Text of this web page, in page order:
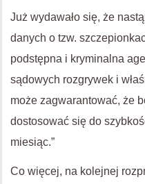
Już wydawało się, że
danych o tzw.
podstępna i kryminalna
sądowych rozgrywek i
może zagwarantować, że
dostosować się do
miesiąc.”
Co więcej, na kolejnej